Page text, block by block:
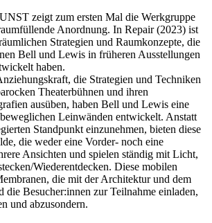
zeigt zum ersten Mal die Werkgruppe
Anordnung. In Repair (2023) ist
Strategien und Raumkonzepte, die
Bell und Lewis in früheren Ausstellungen
haben.
die Strategien und Techniken
Theaterbühnen und ihren
ausüben, haben Bell und Lewis eine
Leinwänden entwickelt. Anstatt
Standpunkt einzunehmen, bieten diese
die weder eine Vorder- noch eine
Ansichten und spielen ständig mit Licht,
Wiederentdecken. Diese mobilen
die mit der Architektur und dem
die Besucher:innen zur Teilnahme einladen,
und abzusondern.